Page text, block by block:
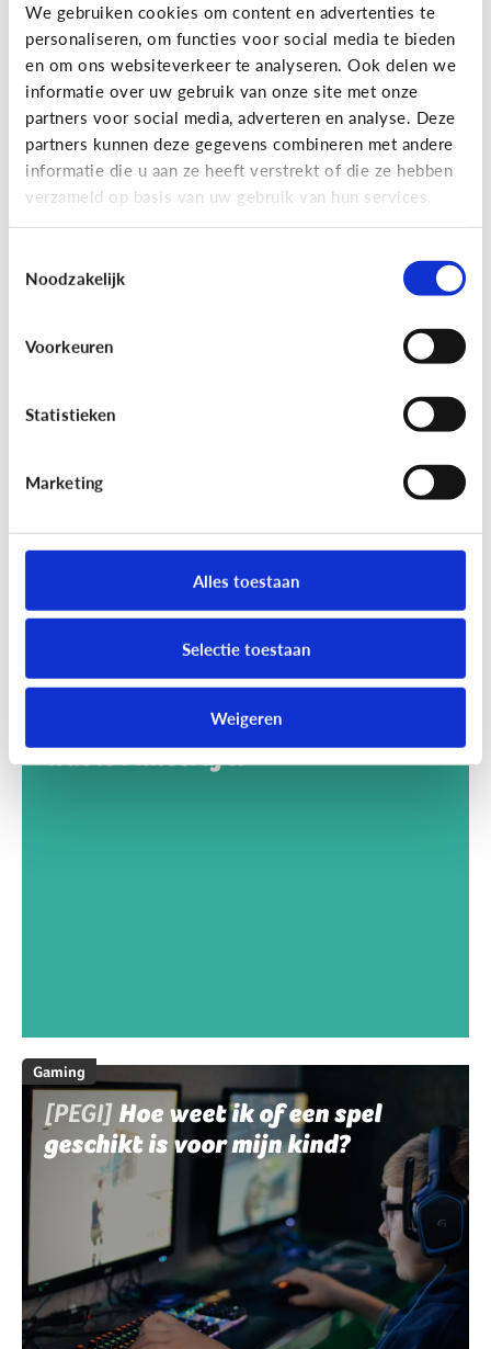
We gebruiken cookies om content en advertenties te
personaliseren, om functies voor social media te bieden
en om ons websiteverkeer te analyseren. Ook delen we
informatie over uw gebruik van onze site met onze
partners voor social media, adverteren en analyse. Deze
partners kunnen deze gegevens combineren met andere
informatie die u aan ze heeft verstrekt of die ze hebben
verzameld op basis van uw gebruik van hun services.
Noodzakelijk
Voorkeuren
Statistieken
Marketing
Alles toestaan
Selectie toestaan
Weigeren
Wat is Fall Guys?
Gaming
[Video] Gamet mijn kind teveel?
Wat is Minecraft?
Gaming
[PEGI] Hoe weet ik of een spel
geschikt is voor mijn kind?